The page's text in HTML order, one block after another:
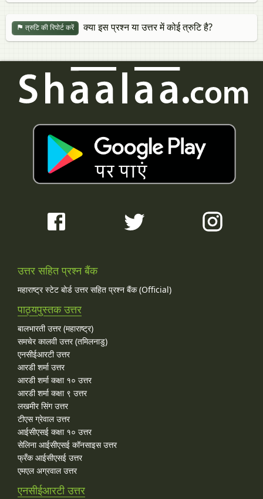
त्रुटि की रिपोर्ट करें क्या इस प्रश्न या उत्तर में कोई त्रुटि है?
उत्तर सहित प्रश्न बैंक
महाराष्ट्र स्टेट बोर्ड उत्तर सहित प्रश्न बैंक (Official)
पाठ्यपुस्तक उत्तर
बालभारती उत्तर (महाराष्ट्र)
समचेर कालवी उत्तर (तमिलनाडु)
एनसीईआरटी उत्तर
आरडी शर्मा उत्तर
आरडी शर्मा कक्षा १० उत्तर
आरडी शर्मा कक्षा ९ उत्तर
लखमीर सिंग उत्तर
टीएस ग्रेवाल उत्तर
आईसीएसई कक्षा १० उत्तर
सेलिना आईसीएसई कॉनसाइस उत्तर
फ्रँक आईसीएसई उत्तर
एमएल अग्रवाल उत्तर
एनसीईआरटी उत्तर